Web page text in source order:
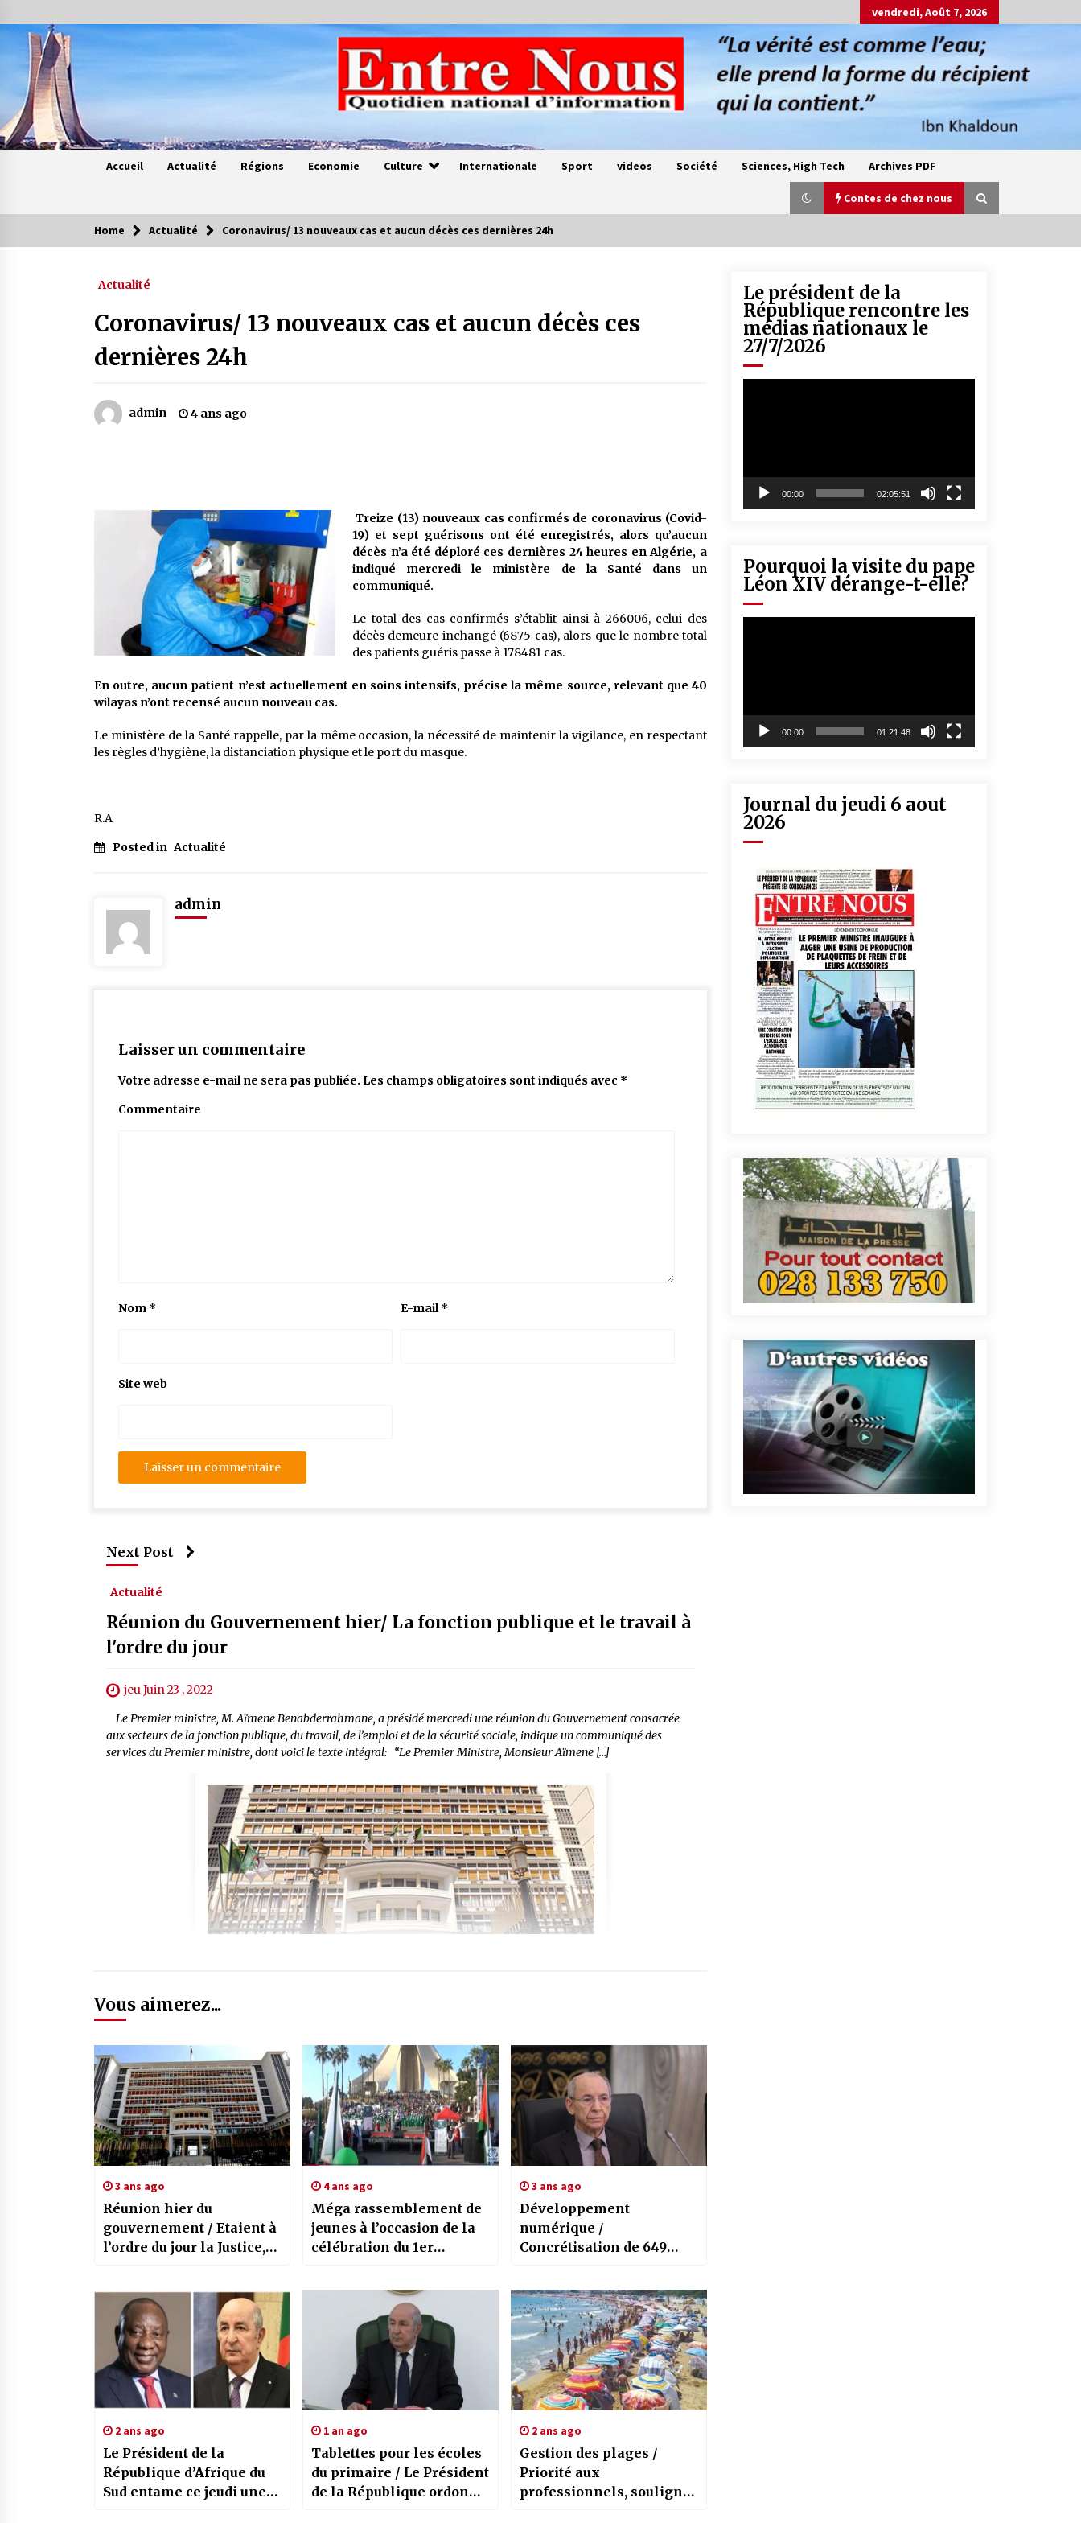
to
content
vendredi, Août 7, 2026
Accueil Actualité Régions Economie Culture Internationale Sport videos Société Sciences, High Tech Archives PDF
Contes de chez nous
Contes de chez nous
4 ans ago
Oum el Gaïla / L’ogresse du M’zab
4 ans ago
Mythes et croyances / L’hospitalité
5 ans ago
Un conte targui/ Quand la tête est
vide
5 ans ago
contes et à quoi servent-ils?
5 ans ago
Home Actualité Coronavirus/ 13 nouveaux cas et aucun décès ces dernières 24h
Actualité
Coronavirus/ 13 nouveaux cas et aucun décès ces
dernières 24h
admin 4 ans ago
Treize (13) nouveaux cas confirmés de coronavirus (Covid-
19) et sept guérisons ont été enregistrés, alors qu’aucun
décès n’a été déploré ces dernières 24 heures en Algérie, a
indiqué mercredi le ministère de la Santé dans un
communiqué.
Le total des cas confirmés s’établit ainsi à 266006, celui des
décès demeure inchangé (6875 cas), alors que le nombre total
des patients guéris passe à 178481 cas.
En outre, aucun patient n’est actuellement en soins intensifs, précise la même source, relevant que 40
wilayas n’ont recensé aucun nouveau cas.
Le ministère de la Santé rappelle, par la même occasion, la nécessité de maintenir la vigilance, en respectant
les règles d’hygiène, la distanciation physique et le port du masque.
R.A
Posted in Actualité
admin
Laisser un commentaire
Votre adresse e-mail ne sera pas publiée. Les champs obligatoires sont indiqués avec *
Commentaire
Nom * E-mail*
Site web
Next Post
Actualité
Réunion du Gouvernement hier/ La fonction publique et le travail à
l'ordre du jour
jeu Juin 23 , 2022
Le Premier ministre, M. Aïmene Benabderrahmane, a présidé mercredi une réunion du Gouvernement consacrée
aux secteurs de la fonction publique, du travail, de l’emploi et de la sécurité sociale, indique un communiqué des
services du Premier ministre, dont voici le texte intégral: “Le Premier Ministre, Monsieur Aïmene […]
Vous aimerez...
3 ans ago
Réunion hier du
gouvernement / Etaient à
l’ordre du jour la Justice,
Transports, les Mines et
la Transition
énergétiques
4 ans ago
Méga rassemblement de
jeunes à l’occasion de la
célébration du 1er
Feth
3 ans ago
Développement
numérique /
Concrétisation de 649
Cherhabil
2 ans ago
Le Président de la
République d’Afrique du
Sud entame ce jeudi une
1 an ago
Tablettes pour les écoles
du primaire / Le Président
de la République ordonne
2 ans ago
Gestion des plages /
Priorité aux
professionnels, souligne
Le président de la
République rencontre les
médias nationaux le
27/7/2026
00:00 02:05:51
Pourquoi la visite du pape
Léon XIV dérange-t-elle?
00:00 01:21:48
Journal du jeudi 6 aout
2026